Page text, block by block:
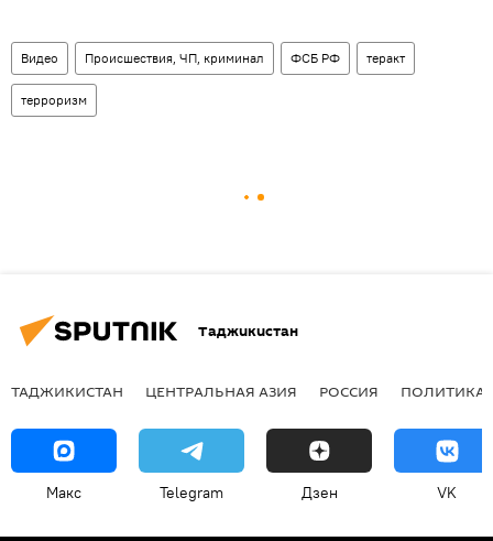
Видео Происшествия, ЧП, криминал ФСБ РФ теракт
терроризм
Таджикистан
ТАДЖИКИСТАН ЦЕНТРАЛЬНАЯ АЗИЯ РОССИЯ ПОЛИТИКА
Макс Telegram Дзен VK